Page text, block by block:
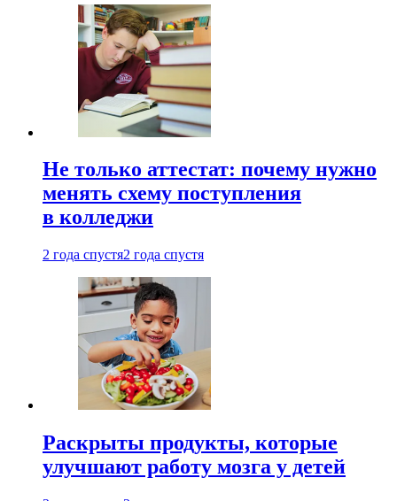
Не только аттестат: почему нужно
менять схему поступления
в колледжи
2 года спустя2 года спустя
Раскрыты продукты, которые
улучшают работу мозга у детей